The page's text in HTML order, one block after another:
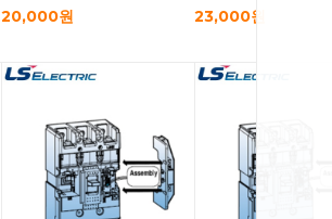
20,000원 23,000원